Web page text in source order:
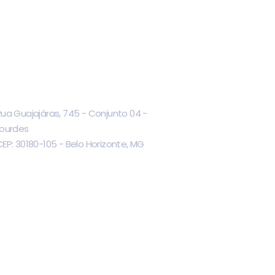
Guajajáras, 745 - Conjunto 04 -
30180-105 - Belo Horizonte, MG